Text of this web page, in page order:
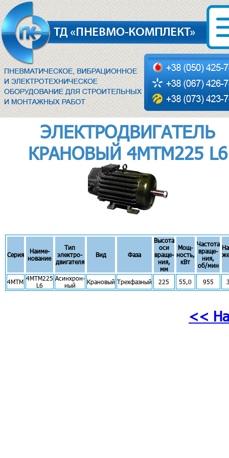
ЭЛЕКТРОДВИГАТЕЛЬ
КРАНОВЫЙ 4МТМ225 L6
Серия
Наиме-
нование
Тип
электро-
двигателя
Вид Фаза
Высота
оси
враще-
ния,
мм
Мощ-
ность,
кВт
Частота
враще-
ния,
об/мин
4МТМ 4МТМ225
L6
Асинхрон-
ный
Крановый Трехфазный 225 55,0 955
<<